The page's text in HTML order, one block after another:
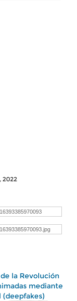
2022
la Revolución
mediante